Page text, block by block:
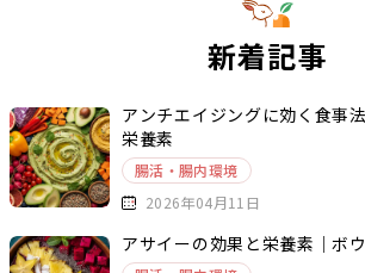
新着記事
アンチエイジングに効く食事
栄養素
腸活・腸内環境
2026年04月11日
アサイーの効果と栄養素｜ボ